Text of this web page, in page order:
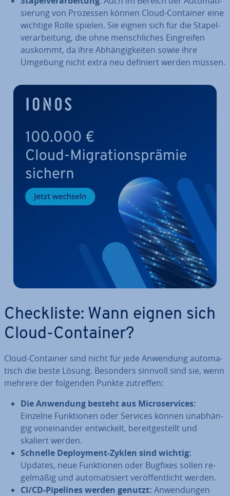
sie­rung von Prozessen können Cloud-Container eine
wichtige Rolle spielen. Sie eignen sich für die Sta­pel­
ver­ar­bei­tung, die ohne mensch­li­ches Ein­grei­fen
auskommt, da ihre Ab­hän­gig­kei­ten sowie ihre
Umgebung nicht extra neu definiert werden müssen.
Check­lis­te: Wann eignen sich
Cloud-Container?
Cloud-Container sind nicht für jede Anwendung au­to­ma­
tisch die beste Lösung. Besonders sinnvoll sind sie, wenn
mehrere der folgenden Punkte zutreffen:
Die Anwendung besteht aus Mi­cro­ser­vices:
Einzelne Funk­tio­nen oder Services können un­ab­hän­
gig von­ein­an­der ent­wi­ckelt, be­reit­ge­stellt und
skaliert werden.
Schnelle De­ploy­ment-Zyklen sind wichtig:
Updates, neue Funk­tio­nen oder Bugfixes sollen re­
gel­mä­ßig und au­to­ma­ti­siert ver­öf­fent­licht werden.
CI/CD-Pipelines werden genutzt: An­wen­dun­gen